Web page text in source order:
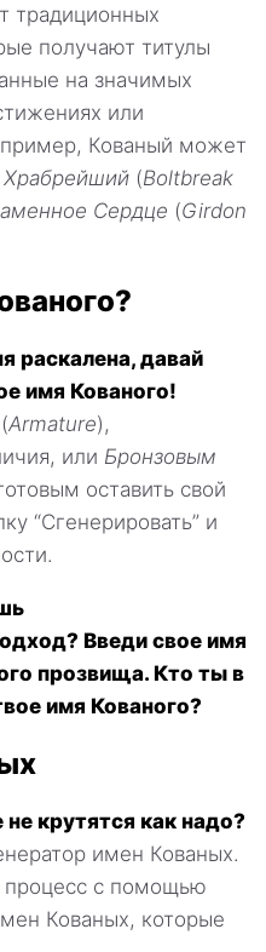
традиционных
получают титулы
на значимых
или
Кованый может
Храбрейший (Boltbreak
Сердце (Girdon
раскалена, давай
имя Кованого!
(Armature),
или Бронзовым
оставить свой
“Сгенерировать” и
Введи свое имя
прозвища. Кто ты в
имя Кованого?
не крутятся как надо?
имен Кованых.
процесс с помощью
Кованых, которые